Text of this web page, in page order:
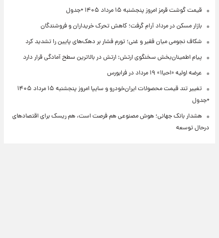
قیمت گوشت قرمز امروز پنجشنبه ۱۵ مرداد ۱۴۰۵ +جدول
بازار مسکن در مرداد آرام گرفت؛ کاهش تحرک خریداران و فروشندگان
شکاف نجومی میان فقیر و غنی؛ تورم فشار بر دهک‌های پایین را تشدید کرد
پیام اطمینان‌بخش سخنگوی ارتش: ارتش در بالاترین سطح آمادگی قرار دارد
عرضه اولیه «احیا۱» ۱۹ مرداد در فرابورس
تغییر تند قیمت محصولات ایران‌خودرو و سایپا امروز پنجشنبه ۱۵ مرداد ۱۴۰۵
+جدول
هشدار بانک جهانی؛ هوش مصنوعی هم فرصت است، هم ریسک برای اقتصادهای
درحال توسعه